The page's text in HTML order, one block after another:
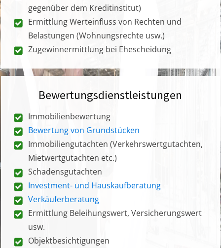
gegenüber dem Kreditinstitut)
Ermittlung Werteinfluss von Rechten und
Belastungen (Wohnungsrechte usw.)
Zugewinnermittlung bei Ehescheidung
Bewertungsdienstleistungen
Immobilienbewertung
Bewertung von Grundstücken
Immobiliengutachten (Verkehrswertgutachten,
Mietwertgutachten etc.)
Schadensgutachten
Investment- und Hauskaufberatung
Verkäuferberatung
Ermittlung Beleihungswert, Versicherungswert
usw.
Objektbesichtigungen